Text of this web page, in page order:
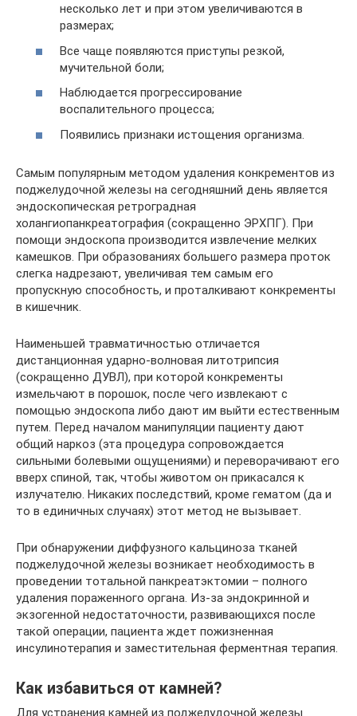
несколько лет и при этом увеличиваются в
размерах;
Все чаще появляются приступы резкой,
мучительной боли;
Наблюдается прогрессирование
воспалительного процесса;
Появились признаки истощения организма.
Самым популярным методом удаления конкрементов из
поджелудочной железы на сегодняшний день является
эндоскопическая ретроградная
холангиопанкреатография (сокращенно ЭРХПГ). При
помощи эндоскопа производится извлечение мелких
камешков. При образованиях большего размера проток
слегка надрезают, увеличивая тем самым его
пропускную способность, и проталкивают конкременты
в кишечник.
Наименьшей травматичностью отличается
дистанционная ударно-волновая литотрипсия
(сокращенно ДУВЛ), при которой конкременты
измельчают в порошок, после чего извлекают с
помощью эндоскопа либо дают им выйти естественным
путем. Перед началом манипуляции пациенту дают
общий наркоз (эта процедура сопровождается
сильными болевыми ощущениями) и переворачивают его
вверх спиной, так, чтобы животом он прикасался к
излучателю. Никаких последствий, кроме гематом (да и
то в единичных случаях) этот метод не вызывает.
При обнаружении диффузного кальциноза тканей
поджелудочной железы возникает необходимость в
проведении тотальной панкреатэктомии – полного
удаления пораженного органа. Из-за эндокринной и
экзогенной недостаточности, развивающихся после
такой операции, пациента ждет пожизненная
инсулинотерапия и заместительная ферментная терапия.
Как избавиться от камней?
Для устранения камней из поджелудочной железы